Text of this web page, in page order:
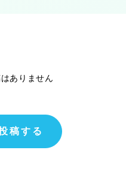
ありません
稿する